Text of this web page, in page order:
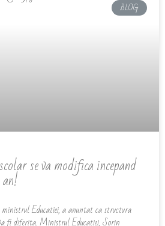
BLOG
se va modifica incepand
Educatiei, a anuntat ca structura
fi diferita. Ministrul Educatiei, Sorin